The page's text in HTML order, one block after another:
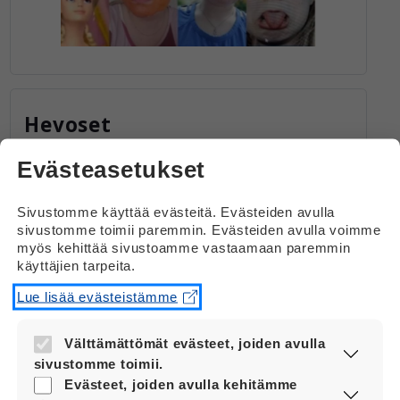
Hevoset
Kuva: Heikki
Evästeasetukset
Sivustomme käyttää evästeitä. Evästeiden avulla
sivustomme toimii paremmin. Evästeiden avulla voimme
myös kehittää sivustoamme vastaamaan paremmin
käyttäjien tarpeita.
Lue lisää evästeistämme
Välttämättömät evästeet, joiden avulla
sivustomme toimii.
Nämä evästeet ovat aina käytössä, jotta
Evästeet, joiden avulla kehitämme